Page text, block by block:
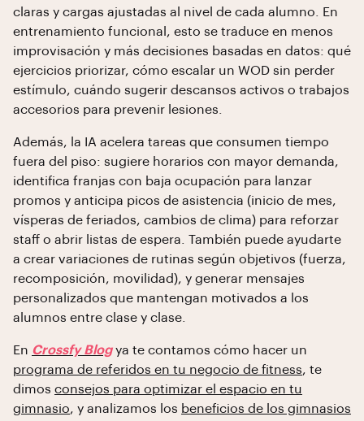
claras y cargas ajustadas al nivel de cada alumno. En
entrenamiento funcional, esto se traduce en menos
improvisación y más decisiones basadas en datos: qué
ejercicios priorizar, cómo escalar un WOD sin perder
estímulo, cuándo sugerir descansos activos o trabajos
accesorios para prevenir lesiones.
Además, la IA acelera tareas que consumen tiempo
fuera del piso: sugiere horarios con mayor demanda,
identifica franjas con baja ocupación para lanzar
promos y anticipa picos de asistencia (inicio de mes,
vísperas de feriados, cambios de clima) para reforzar
staff o abrir listas de espera. También puede ayudarte
a crear variaciones de rutinas según objetivos (fuerza,
recomposición, movilidad), y generar mensajes
personalizados que mantengan motivados a los
alumnos entre clase y clase.
En Crossfy Blogya te contamos cómo hacer un
programa de referidos en tu negocio de fitness, te
dimos consejos para optimizar el espacio en tu
gimnasio, y analizamos los beneficios de los gimnasios